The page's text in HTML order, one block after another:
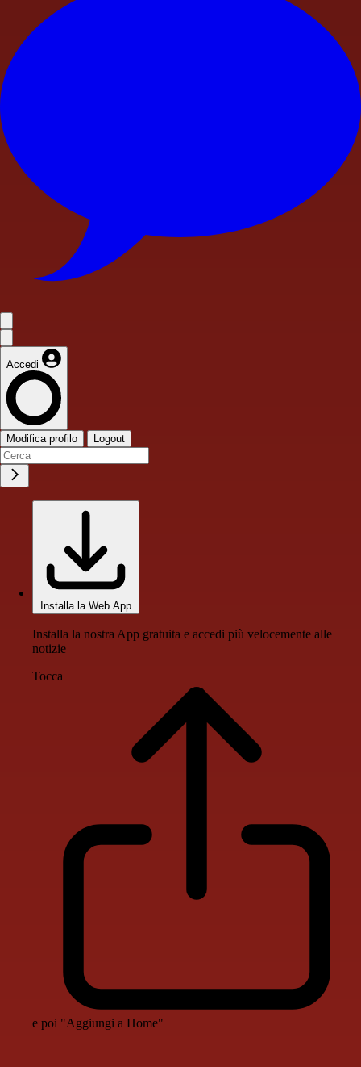
Accedi
Modifica profilo Logout
Installa la Web App
Installa la nostra App gratuita e accedi più velocemente alle
notizie
Tocca
e poi "Aggiungi a Home"